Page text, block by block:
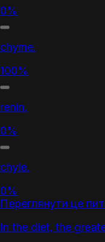
0%
chyme.
100%
renin.
0%
chyle.
0%
Переглянути це
In the diet, the